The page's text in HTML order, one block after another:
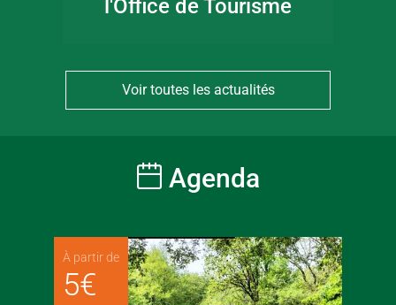
l'Office de Tourisme
Voir toutes les actualités
Agenda
À partir de
5€